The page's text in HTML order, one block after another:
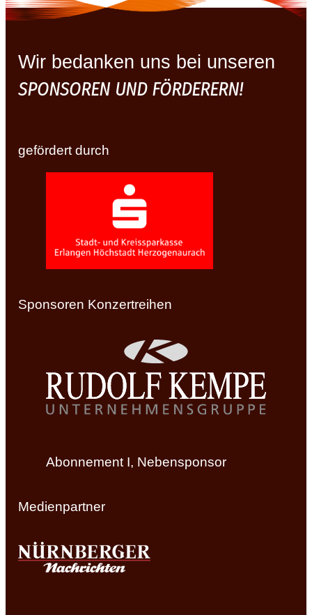
Wir bedanken uns bei unseren
SPONSOREN UND FÖRDERERN!
gefördert durch
Sponsoren Konzertreihen
Abonnement I, Nebensponsor
Medienpartner